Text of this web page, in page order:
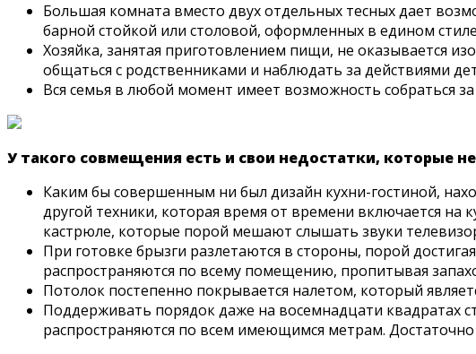
Большая комната вместо двух отдельных тесных дает
барной стойкой или столовой, оформленных в едином
Хозяйка, занятая приготовлением пищи, не оказывается
общаться с родственниками и наблюдать за действиями
Вся семья в любой момент имеет возможность собраться
У такого совмещения есть и свои недостатки, которые
Каким бы совершенным ни был дизайн кухни-гостиной,
другой техники, которая время от времени включается
кастрюле, которые порой мешают слышать звуки
При готовке брызги разлетаются в стороны, порой
распространяются по всему помещению, пропитывая
Потолок постепенно покрывается налетом, который
Поддерживать порядок даже на восемнадцати квадратах
распространяются по всем имеющимся метрам.